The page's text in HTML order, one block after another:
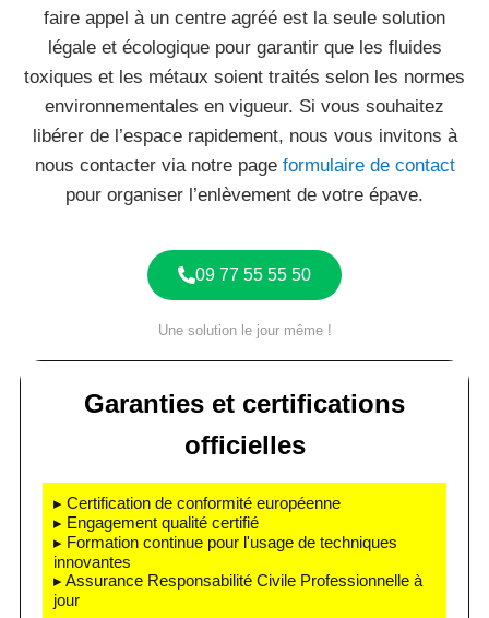
faire appel à un centre agréé est la seule solution
légale et écologique pour garantir que les fluides
toxiques et les métaux soient traités selon les normes
environnementales en vigueur. Si vous souhaitez
libérer de l’espace rapidement, nous vous invitons à
nous contacter via notre page formulaire de contact
pour organiser l’enlèvement de votre épave.
09 77 55 55 50
Une solution le jour même !
Garanties et certifications
officielles
▸ Certification de conformité européenne
▸ Engagement qualité certifié
▸ Formation continue pour l'usage de techniques
innovantes
▸ Assurance Responsabilité Civile Professionnelle à
jour